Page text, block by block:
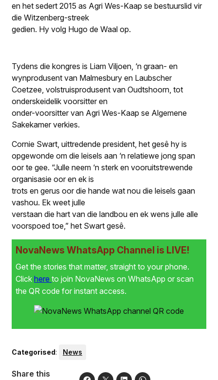
en het sedert 2015 as Agri Wes-Kaap se bestuurslid vir
die Witzenberg-streek
gedien. Hy volg Hugo de Waal op.
Tydens die kongres is Liam Viljoen, ‘n graan- en
wynprodusent van Malmesbury en Laubscher
Coetzee, volstruisprodusent van Oudtshoorn, tot
onderskeidelik voorsitter en
onder-voorsitter van Agri Wes-Kaap se Algemene
Sakekamer verkies.
Cornie Swart, uittredende president, het gesê hy is
opgewonde om die leisels aan ‘n relatiewe jong span
oor te gee. “Julle neem ‘n sterk en vooruitstrewende
organisasie oor en ek is
trots en gerus oor die hande wat nou die leisels gaan
vashou. Ek weet julle
verstaan die hart van die landbou en ek wens julle alle
voorspoed toe,” het Swart gesê.
NovaNews WhatsApp Channel is LIVE!
Get the stories that matter, straight to your phone.
Click here to join NovaNews on WhatsApp or scan
the QR code for instant access.
Categorised: News
Share this